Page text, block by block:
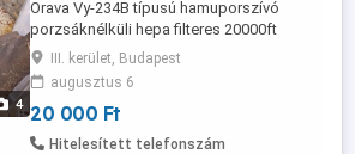
4
Orava Vy-234B típusú hamuporszívó
porzsáknélküli hepa filteres 20000ft
óbuda személyes átvétel óbudán
lakcimemen posta kizárolag előre fizetés
után ami drágább mind a feladási dij
listaára 36 50 104 8272 36 20 949 1288
Térfogat 20 liter Az Orava Vy-234
III. kerület, Budapest
augusztus 6
20 000 Ft
Hitelesített telefonszám